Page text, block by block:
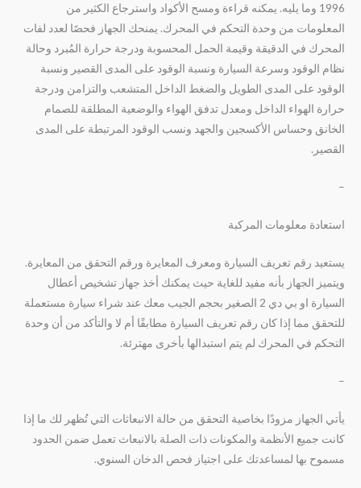
1996 وما يليه. يمكنه قراءة ومسح الأكواد واسترجاع الكثير من
المعلومات من وحدة التحكم في المحرك. يمنحك الجهاز فحصًا لعدد لفات
المحرك في الدقيقة وقيمة الحمل المحسوبة ودرجة حرارة المُبرد وحالة
نظام الوقود وسرعة السيارة ونسبة الوقود على المدى القصير ونسبة
الوقود على المدى الطويل والضغط الداخل المتشعب والتزامن ودرجة
حرارة الهواء الداخل ومعدل تدفق الهواء والوضعية المطلقة للصمام
الخانق وحساس الأكسجين والجهد ونسب الوقود المرتبطة على المدى
القصير.
–
استعادة معلومات المركبة
يستعيد رقم تعريف السيارة ومعرف المعايرة ورقم التحقق من المعايرة.
ويتميز الجهاز بأنه مفيد للغاية حيث يمكنك أخذ جهاز تشخيص أعطال
السيارة او بي دي 2 الصغير بحجم الجيب معك عند شراء سيارة مستعملة
للتحقق مما إذا كان رقم تعريف السيارة مطابقًا أم لا والتأكد من أن وحدة
التحكم في المحرك لم يتم استبدالها بأخرى مهترئة.
–
يأتي الجهاز مزودًا بخاصية التحقق من حالة الانبعاثات التي تُظهر لك ما إذا
كانت جميع الأنظمة والمكونات ذات الصلة بالانبعاث تعمل ضمن الحدود
مسموح بها لمساعدتك على اجتياز فحص الدخان السنوي.